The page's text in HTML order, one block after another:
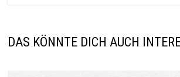
DAS KÖNNTE DICH AUCH